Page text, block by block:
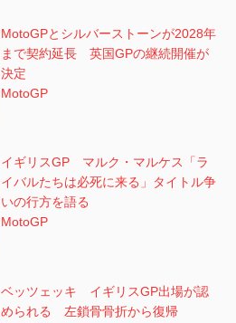
MotoGPとシルバーストーンが2028年
まで契約延長 英国GPの継続開催が
決定
MotoGP
イギリスGP マルク・マルケス「ラ
イバルたちは必死に来る」タイトル争
いの行方を語る
MotoGP
ベッツェッキ イギリスGP出場が認
められる 左鎖骨骨折から復帰